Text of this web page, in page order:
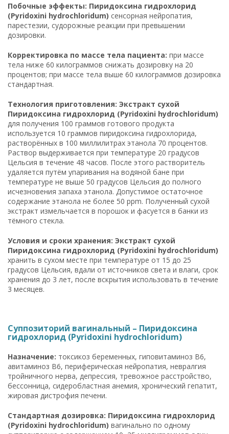
Побочные эффекты: Пиридоксина гидрохлорид
(Pyridoxini hydrochloridum) сенсорная нейропатия,
парестезии, судорожные реакции при превышении
дозировки.
Корректировка по массе тела пациента: при массе
тела ниже 60 килограммов снижать дозировку на 20
процентов; при массе тела выше 60 килограммов дозировка
стандартная.
Технология приготовления: Экстракт сухой
Пиридоксина гидрохлорид (Pyridoxini hydrochloridum)
для получения 100 граммов готового продукта
используется 10 граммов пиридоксина гидрохлорида,
растворённых в 100 миллилитрах этанола 70 процентов.
Раствор выдерживается при температуре 20 градусов
Цельсия в течение 48 часов. После этого растворитель
удаляется путём упаривания на водяной бане при
температуре не выше 50 градусов Цельсия до полного
исчезновения запаха этанола. Допустимое остаточное
содержание этанола не более 50 ppm. Полученный сухой
экстракт измельчается в порошок и фасуется в банки из
тёмного стекла.
Условия и сроки хранения: Экстракт сухой
Пиридоксина гидрохлорид (Pyridoxini hydrochloridum)
хранить в сухом месте при температуре от 15 до 25
градусов Цельсия, вдали от источников света и влаги, срок
хранения до 3 лет, после вскрытия использовать в течение
3 месяцев.
Суппозиторий вагинальный – Пиридоксина
гидрохлорид (Pyridoxini hydrochloridum)
Назначение: токсикоз беременных, гиповитаминоз B6,
авитаминоз B6, периферическая нейропатия, невралгия
тройничного нерва, депрессия, тревожное расстройство,
бессонница, сидеробластная анемия, хронический гепатит,
жировая дистрофия печени.
Стандартная дозировка: Пиридоксина гидрохлорид
(Pyridoxini hydrochloridum) вагинально по одному